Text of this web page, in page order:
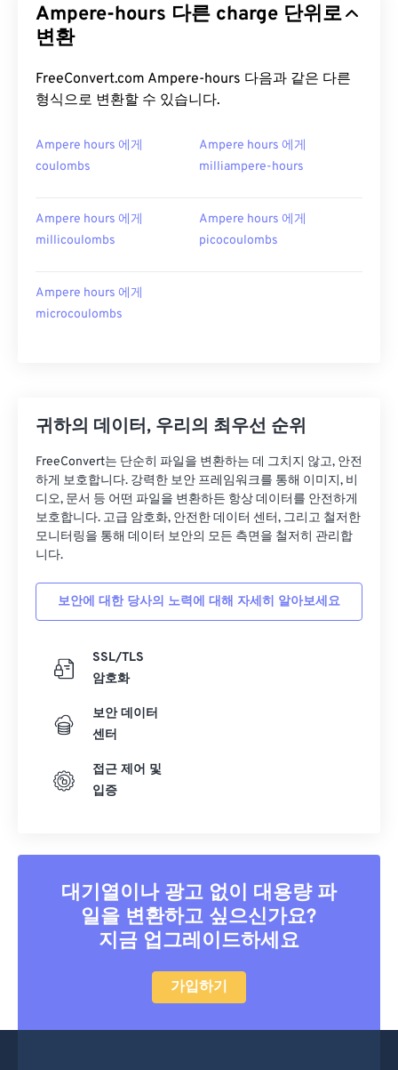
Ampere-hours 다른 charge 단위로
변환
FreeConvert.com Ampere-hours 다음과 같은 다른
형식으로 변환할 수 있습니다.
Ampere hours 에게
coulombs
Ampere hours 에게
milliampere-hours
Ampere hours 에게
millicoulombs
Ampere hours 에게
picocoulombs
Ampere hours 에게
microcoulombs
귀하의 데이터, 우리의 최우선 순위
FreeConvert는 단순히 파일을 변환하는 데 그치지 않고, 안전
하게 보호합니다. 강력한 보안 프레임워크를 통해 이미지, 비
디오, 문서 등 어떤 파일을 변환하든 항상 데이터를 안전하게
보호합니다. 고급 암호화, 안전한 데이터 센터, 그리고 철저한
모니터링을 통해 데이터 보안의 모든 측면을 철저히 관리합
니다.
보안에 대한 당사의 노력에 대해 자세히 알아보세요
SSL/TLS
암호화
보안 데이터
센터
접근 제어 및
입증
대기열이나 광고 없이 대용량 파
일을 변환하고 싶으신가요?
지금 업그레이드하세요
가입하기